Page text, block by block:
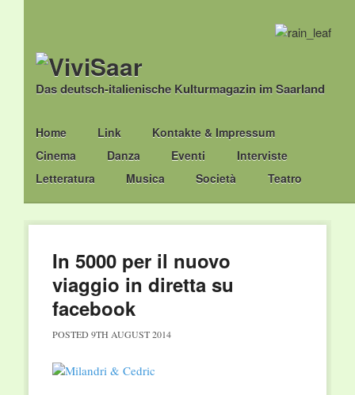
Das deutsch-italienische Kulturmagazin im Saarland
Main menu
Skip
to
content
Home Link
Kontakte & Impressum
Cinema
Danza Eventi
Interviste
Letteratura
Musica Società Teatro
In 5000 per il nuovo
viaggio in diretta su
facebook
POSTED 9TH AUGUST 2014